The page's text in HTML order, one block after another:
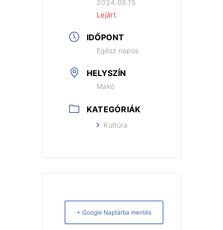
2024.06.15
Lejárt
IDŐPONT
Egész napos
HELYSZÍN
Makó
KATEGÓRIÁK
Kultúra
+ Google Naptárba mentés